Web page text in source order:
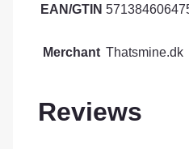
EAN/GTIN
Merchant Thatsmine.dk
Reviews